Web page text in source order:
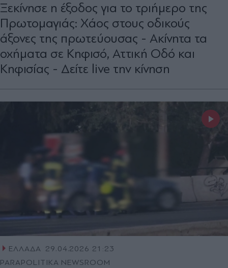
Ξεκίνησε η έξοδος για το τριήμερο της
Πρωτομαγιάς: Χάος στους οδικούς
άξονες της πρωτεύουσας - Ακίνητα τα
οχήματα σε Κηφισό, Αττική Οδό και
Κηφισίας - Δείτε live την κίνηση
ΕΛΛΑΔΑ 29.04.2026 21:23
PARAPOLITIKA NEWSROOM